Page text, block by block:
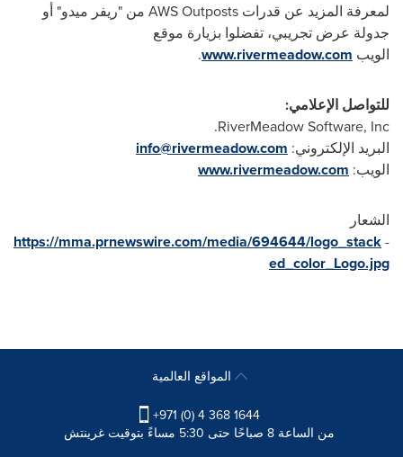
لمعرفة المزيد عن قدرات AWS Outposts من "ريفر ميدو" أو
جدولة عرض تجريبي، تفضلوا بزيارة موقع
الويب www.rivermeadow.com
.
للتواصل الإعلامي:
RiverMeadow Software, Inc
.
البريد الإلكتروني: info@rivermeadow.com
الويب: www.rivermeadow.com
الشعار
-
https://mma.prnewswire.com/media/694644/logo_stack
ed_color_Logo.jpg
+971 (0) 4 368 1644
من الساعة 8 صباحًا حتى 5:30 مساءً بتوقيت غرينتش